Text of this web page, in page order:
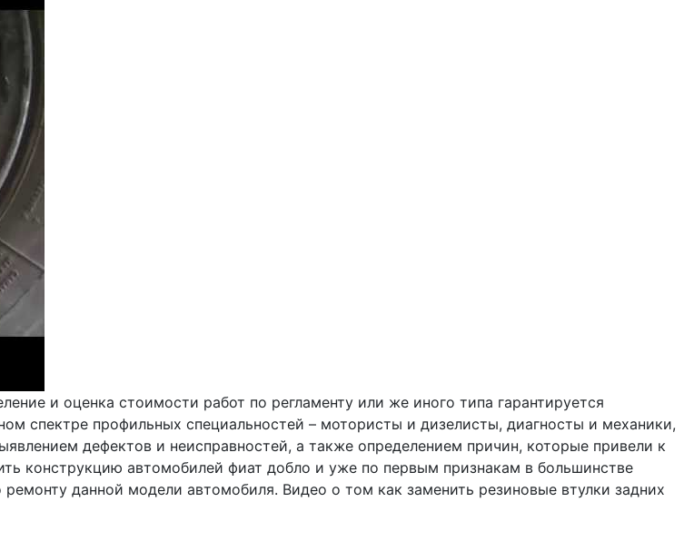
и оценка стоимости работ по регламенту или же иного типа гарантируется
спектре профильных специальностей – мотористы и дизелисты, диагносты и механики,
дефектов и неисправностей, а также определением причин, которые привели к
конструкцию автомобилей фиат добло и уже по первым признакам в большинстве
данной модели автомобиля. Видео о том как заменить резиновые втулки задних